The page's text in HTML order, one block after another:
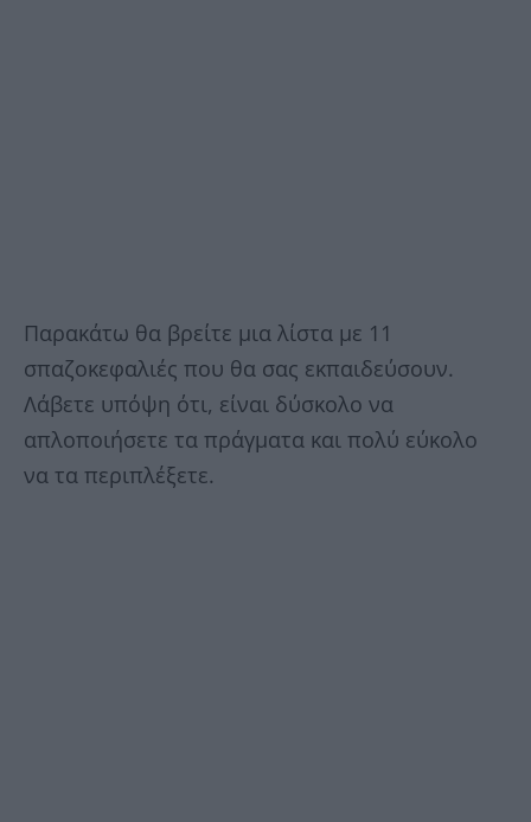
Παρακάτω θα βρείτε μια λίστα με 11
σπαζοκεφαλιές που θα σας εκπαιδεύσουν.
Λάβετε υπόψη ότι, είναι δύσκολο να
απλοποιήσετε τα πράγματα και πολύ εύκολο
να τα περιπλέξετε.